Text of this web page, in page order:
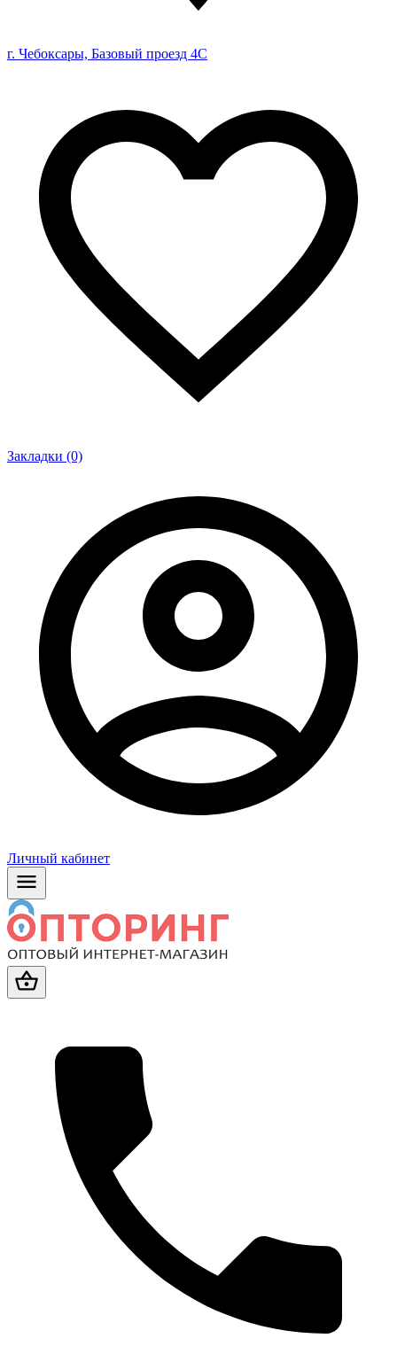
г. Чебоксары, Базовый проезд 4С
Закладки (0)
Личный кабинет